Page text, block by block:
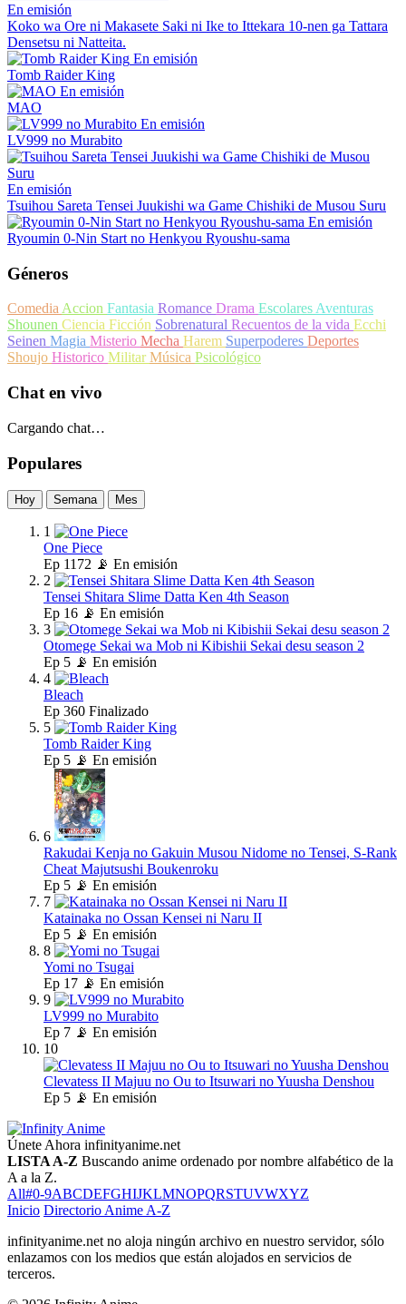
En emisión
Koko wa Ore ni Makasete Saki ni Ike to Ittekara 10-nen ga Tattara
Densetsu ni Natteita.
En emisión
Tomb Raider King
En emisión
MAO
En emisión
LV999 no Murabito
En emisión
Tsuihou Sareta Tensei Juukishi wa Game Chishiki de Musou Suru
En emisión
Ryoumin 0-Nin Start no Henkyou Ryoushu-sama
Géneros
ComediaAccion Fantasia Romance Drama EscolaresAventuras
Shounen Ciencia Ficción Sobrenatural Recuentos de la vida Ecchi
Seinen Magia Misterio Mecha Harem Superpoderes Deportes
Shoujo Historico MilitarMúsica Psicológico
Chat en vivo
Cargando chat…
Populares
Hoy Semana Mes
1
One Piece
Ep 1172 📡 En emisión
2
Tensei Shitara Slime Datta Ken 4th Season
Ep 16 📡 En emisión
3
Otomege Sekai wa Mob ni Kibishii Sekai desu season 2
Ep 5 📡 En emisión
4
Bleach
Ep 360 Finalizado
5
Tomb Raider King
Ep 5 📡 En emisión
6
Rakudai Kenja no Gakuin Musou Nidome no Tensei, S-Rank
Cheat Majutsushi Boukenroku
Ep 5 📡 En emisión
7
Katainaka no Ossan Kensei ni Naru II
Ep 5 📡 En emisión
8
Yomi no Tsugai
Ep 17 📡 En emisión
9
LV999 no Murabito
Ep 7 📡 En emisión
10
Clevatess II Majuu no Ou to Itsuwari no Yuusha Denshou
Ep 5 📡 En emisión
Únete Ahora infinityanime.net
LISTA A-Z Buscando anime ordenado por nombre alfabético de la
A a la Z.
All#0-9ABCDEFGHIJKLMNOPQRSTUVWXYZ
Inicio Directorio Anime A-Z
infinityanime.net no aloja ningún archivo en nuestro servidor, sólo
enlazamos con los medios que están alojados en servicios de
terceros.